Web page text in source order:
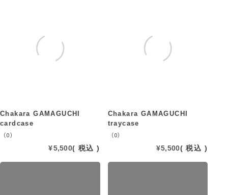
Chakara GAMAGUCHI
cardcase
（0）
¥5,500 税込
Chakara GAMAGUCHI
traycase
（0）
¥5,500 税込